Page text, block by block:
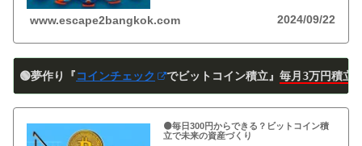
www.escape2bangkok.com 2024/09/22
🟢夢作り『コインチェック でビットコイン積立』 毎月3万円積立
🟠毎日300円からできる？ビットコイン積
立で未来の資産づくり